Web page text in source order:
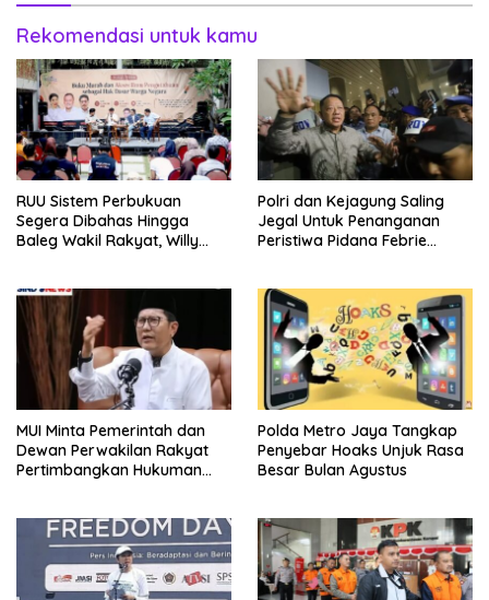
Rekomendasi untuk kamu
RUU Sistem Perbukuan
Segera Dibahas Hingga
Baleg Wakil Rakyat, Willy
Polri dan Kejagung Saling
Jegal Untuk Penanganan
Peristiwa Pidana Febrie
MUI Minta Pemerintah dan
Dewan Perwakilan Rakyat
Pertimbangkan Hukuman
Polda Metro Jaya Tangkap
Penyebar Hoaks Unjuk Rasa
Besar Bulan Agustus